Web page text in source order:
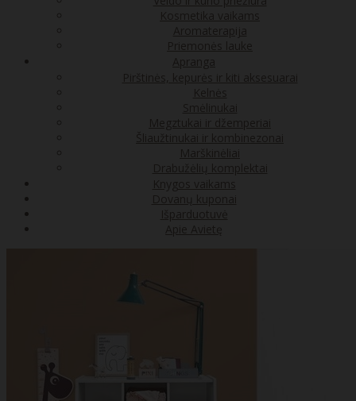
Kosmetika vaikams
Aromaterapija
Priemonės lauke
Apranga
Pirštinės, kepurės ir kiti aksesuarai
Kelnės
Smėlinukai
Megztukai ir džemperiai
Šliaužtinukai ir kombinezonai
Marškinėliai
Drabužėlių komplektai
Knygos vaikams
Dovanų kuponai
Išparduotuvė
Apie Avietę